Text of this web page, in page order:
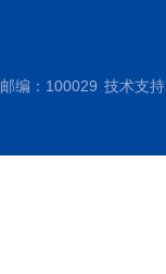
邮编：100029 技术支